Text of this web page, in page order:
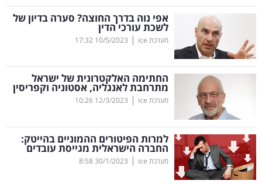
קריירה
ולימודים
מינויים
רייטינג
רכב
בריאות
תרבות
אפי נוה בדרך החוצה? סערה בדיון של
לשכת עורכי הדין
מערכת ice |
10/5/2023
17:32
החתימה האלקטרונית של ישראל
מתרחבת לאנגליה, אסטוניה וקפריסין
מערכת ice |
12/3/2023
10:26
למרות הפיטורים ההמוניים בהייטק:
החברה הישראלית מגייסת עובדים
מערכת ice |
30/1/2023
8:58